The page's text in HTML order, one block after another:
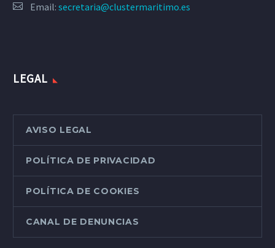
Email: secretaria@clustermaritimo.es
LEGAL
AVISO LEGAL
POLÍTICA DE PRIVACIDAD
POLÍTICA DE COOKIES
CANAL DE DENUNCIAS